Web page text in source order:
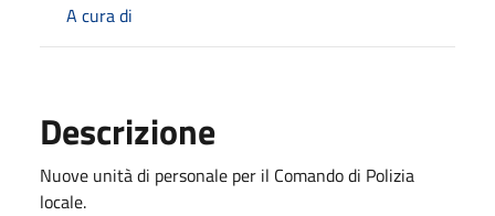
A cura di
Descrizione
Nuove unità di personale per il Comando di Polizia
locale.